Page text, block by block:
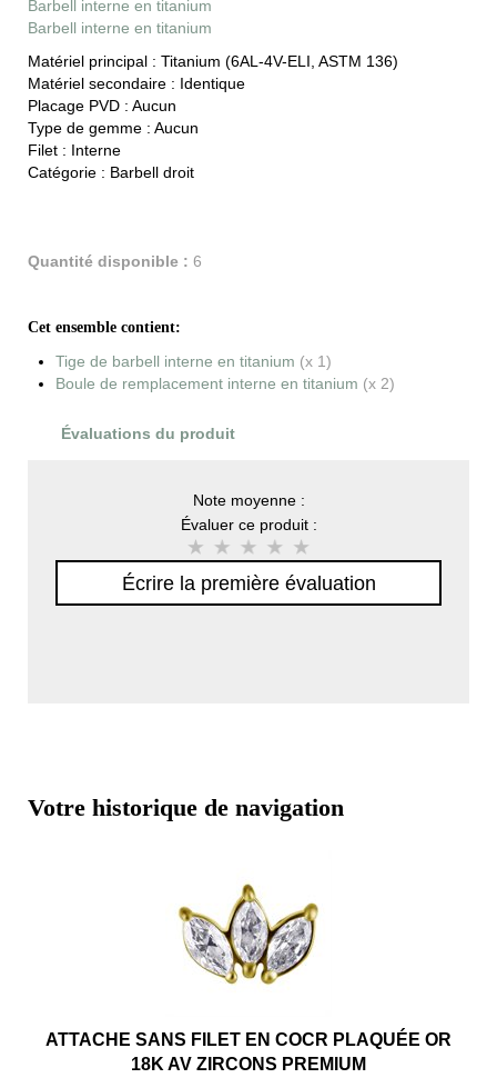
Barbell interne en titanium
Barbell interne en titanium
Matériel principal : Titanium (6AL-4V-ELI, ASTM 136)
Matériel secondaire : Identique
Placage PVD : Aucun
Type de gemme : Aucun
Filet : Interne
Catégorie : Barbell droit
Quantité disponible : 6
Cet ensemble contient:
Tige de barbell interne en titanium (x 1)
Boule de remplacement interne en titanium (x 2)
Évaluations du produit
Note moyenne :
Évaluer ce produit :
Écrire la première évaluation
Votre historique de navigation
ATTACHE SANS FILET EN COCR PLAQUÉE OR
18K AV ZIRCONS PREMIUM